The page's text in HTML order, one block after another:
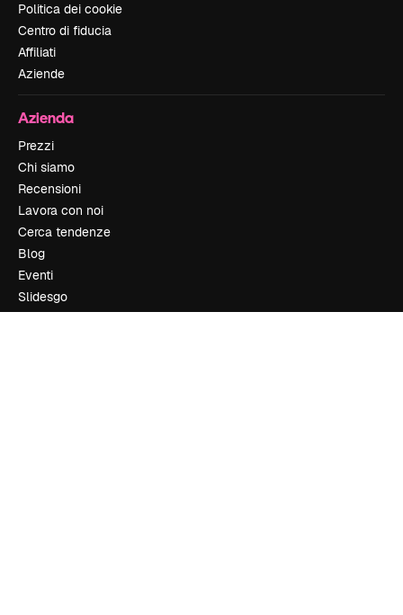
Politica dei cookie
Centro di fiducia
Affiliati
Aziende
Azienda
Prezzi
Chi siamo
Recensioni
Lavora con noi
Cerca tendenze
Blog
Eventi
Slidesgo